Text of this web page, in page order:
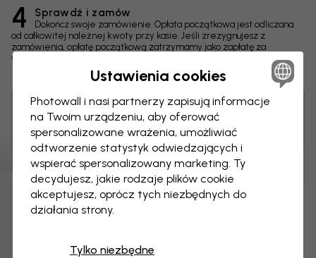
4 Sprawdź i zamów
Dokończ swoje zamówienie. Opłata początkowa jest odliczana
od całkowitej należnej kwoty przy kasie. Jeśli zrezygnujesz z
zamówienia, opłatę początkową zatrzymamy jako zapłatę za
wykonane prace nad obrazem.
Zmiany
Wymiary
Porada! Możesz kliknąć obraz, by dodać etykietę i
napisać komentarz.
Ustawienia cookies
Photowall i nasi partnerzy zapisują informacje
na Twoim urządzeniu, aby oferować
spersonalizowane wrażenia, umożliwiać
odtworzenie statystyk odwiedzających i
wspierać spersonalizowany marketing. Ty
decydujesz, jakie rodzaje plików cookie
akceptujesz, oprócz tych niezbędnych do
działania strony.
Tylko niezbędne